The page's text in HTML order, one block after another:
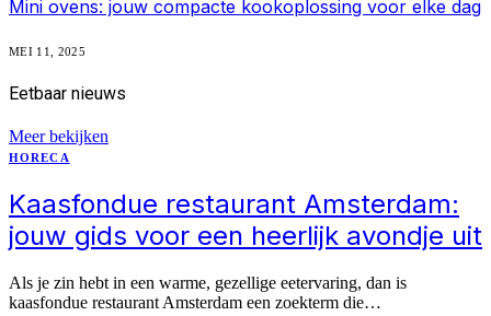
Mini ovens: jouw compacte kookoplossing voor elke dag
MEI 11, 2025
Eetbaar nieuws
Meer bekijken
HORECA
Kaasfondue restaurant Amsterdam:
jouw gids voor een heerlijk avondje uit
Als je zin hebt in een warme, gezellige eetervaring, dan is
kaasfondue restaurant Amsterdam een zoekterm die…